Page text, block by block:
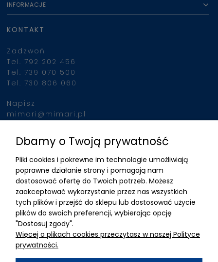
INFORMACJE
KONTAKT
Zadzwoń
Tel. 792 202 456
Tel. 739 070 500
Tel. 730 806 060
Napisz
mimari@mimari.pl
Znajdziesz nas
ADRES
MIMARI sp z o.o.
ul. Kurkowa 12
50-210 Wrocław
Dane rejestracyjne
NIP:8982325327
Dbamy o Twoją prywatność
Pliki cookies i pokrewne im technologie umożliwiają
poprawne działanie strony i pomagają nam
dostosować ofertę do Twoich potrzeb. Możesz
zaakceptować wykorzystanie przez nas wszystkich
tych plików i przejść do sklepu lub dostosować użycie
plików do swoich preferencji, wybierając opcję
"Dostosuj zgody".
Więcej o plikach cookies przeczytasz w naszej Polityce
prywatności.